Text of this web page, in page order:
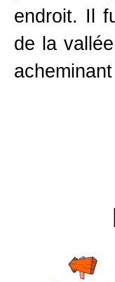
endroit. Il
de la